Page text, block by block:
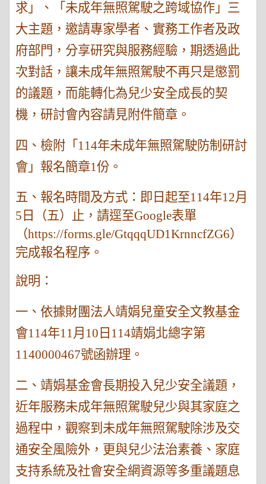
求」、「未成年無照駕駛之跨域協作」三
大主題，邀請專家學者、實務工作者及政
府部門，分享研究與服務經驗，期透過此
次對話，讓未成年無照駕駛不再只是懲罰
的議題，而能轉化為兒少安全成長的契
機，研討會內容請見附件簡章。
四、檢附「 114年未成年無照駕駛防制研討
會」報名簡章1份。
五、報名時間及方式：即日起至114年12月
5 日（五）止，請逕至Google表單
（https://forms.gle/GtqqqUD1KrnncfZG6）
完成報名程序。
說明：
一、依據財團法人靖娟兒童安全文教基金
會114年11月 10 日 114靖娟北總字第
1140000467號函辦理。
二、靖娟基金會長期投入兒少安全議題，
近年服務未成年無照駕駛兒少與其家庭之
過程中，觀察到未成年無照駕駛除涉及交
通安全風險外，更與兒少法治素養、家庭
支持系統及社會安全網資源等多重議題息